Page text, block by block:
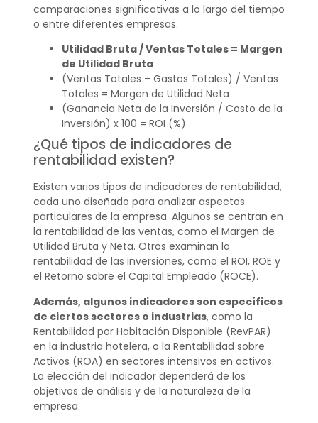
comparaciones significativas a lo largo del tiempo
o entre diferentes empresas.
Utilidad Bruta / Ventas Totales = Margen
de Utilidad Bruta
(Ventas Totales – Gastos Totales) / Ventas
Totales = Margen de Utilidad Neta
(Ganancia Neta de la Inversión / Costo de la
Inversión) x 100 = ROI (%)
¿Qué tipos de indicadores de
rentabilidad existen?
Existen varios tipos de indicadores de rentabilidad,
cada uno diseñado para analizar aspectos
particulares de la empresa. Algunos se centran en
la rentabilidad de las ventas, como el Margen de
Utilidad Bruta y Neta. Otros examinan la
rentabilidad de las inversiones, como el ROI, ROE y
el Retorno sobre el Capital Empleado (ROCE).
Además, algunos indicadores son específicos
de ciertos sectores o industrias, como la
Rentabilidad por Habitación Disponible (RevPAR)
en la industria hotelera, o la Rentabilidad sobre
Activos (ROA) en sectores intensivos en activos.
La elección del indicador dependerá de los
objetivos de análisis y de la naturaleza de la
empresa.